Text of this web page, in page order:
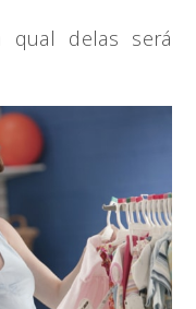
qual delas será